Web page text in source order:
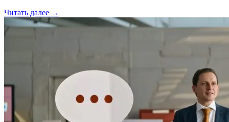
Читать далее →